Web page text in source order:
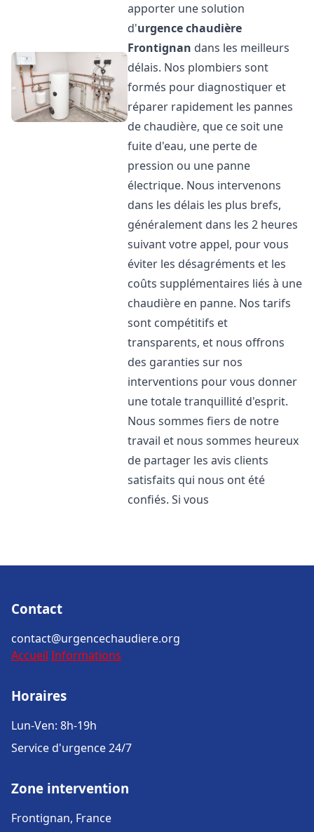
apporter une solution
d'urgence chaudière
Frontignan dans les meilleurs
délais. Nos plombiers sont
formés pour diagnostiquer et
réparer rapidement les pannes
de chaudière, que ce soit une
fuite d'eau, une perte de
pression ou une panne
électrique. Nous intervenons
dans les délais les plus brefs,
généralement dans les 2 heures
suivant votre appel, pour vous
éviter les désagréments et les
coûts supplémentaires liés à une
chaudière en panne. Nos tarifs
sont compétitifs et
transparents, et nous offrons
des garanties sur nos
interventions pour vous donner
une totale tranquillité d'esprit.
Nous sommes fiers de notre
travail et nous sommes heureux
de partager les avis clients
satisfaits qui nous ont été
confiés. Si vous
Contact
contact@urgencechaudiere.org
Accueil Informations
Horaires
Lun-Ven: 8h-19h
Service d'urgence 24/7
Zone intervention
Frontignan, France